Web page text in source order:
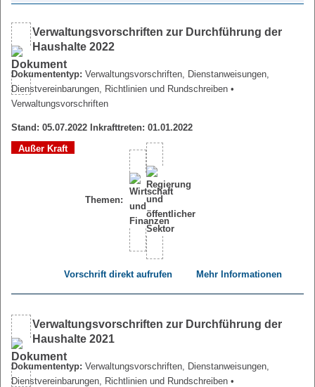
Verwaltungsvorschriften zur Durchführung der
Haushalte 2022
Dokumententyp: Verwaltungsvorschriften, Dienstanweisungen,
Dienstvereinbarungen, Richtlinien und Rundschreiben •
Verwaltungsvorschriften
Stand: 05.07.2022 Inkrafttreten: 01.01.2022
Außer Kraft
Themen:
Vorschrift direkt aufrufen Mehr Informationen
Verwaltungsvorschriften zur Durchführung der
Haushalte 2021
Dokumententyp: Verwaltungsvorschriften, Dienstanweisungen,
Dienstvereinbarungen, Richtlinien und Rundschreiben •